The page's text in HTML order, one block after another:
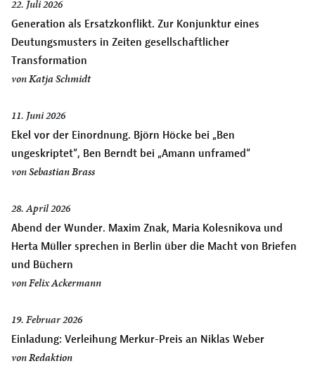
22. Juli 2026
Generation als Ersatzkonflikt. Zur Konjunktur eines
Deutungsmusters in Zeiten gesellschaftlicher
Transformation
vonKatja Schmidt
11. Juni 2026
Ekel vor der Einordnung. Björn Höcke bei „Ben
ungeskriptet“, Ben Berndt bei „Amann unframed“
vonSebastian Brass
28. April 2026
Abend der Wunder. Maxim Znak, Maria Kolesnikova und
Herta Müller sprechen in Berlin über die Macht von Briefen
und Büchern
vonFelix Ackermann
19. Februar 2026
Einladung: Verleihung Merkur-Preis an Niklas Weber
vonRedaktion